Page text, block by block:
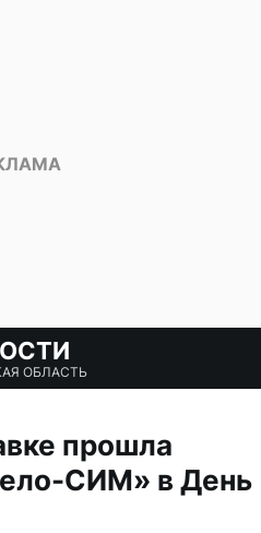
ОБЛАСТЬ
прошла
СИМ» в День